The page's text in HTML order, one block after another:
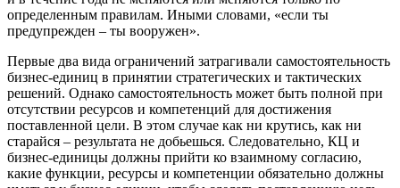
определенным правилам. Иными словами, «если ты
предупрежден – ты вооружен».
Первые два вида ограничений затрагивали самостоятельность
бизнес-единиц в принятии стратегических и тактических
решений. Однако самостоятельность может быть полной при
отсутствии ресурсов и компетенций для достижения
поставленной цели. В этом случае как ни крутись, как ни
старайся – результата не добьешься. Следовательно, КЦ и
бизнес-единицы должны прийти ко взаимному согласию,
какие функции, ресурсы и компетенции обязательно должны